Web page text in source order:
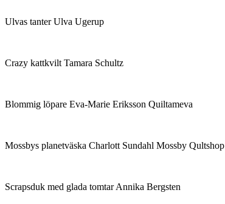
Ulvas tanter Ulva Ugerup
Crazy kattkvilt Tamara Schultz
Blommig löpare Eva-Marie Eriksson Quiltameva
Mossbys planetväska Charlott Sundahl Mossby Qultshop
Scrapsduk med glada tomtar Annika Bergsten